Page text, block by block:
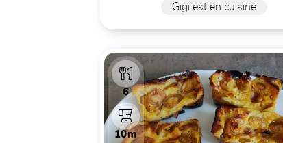
Gigi est en cuisine
6
10m